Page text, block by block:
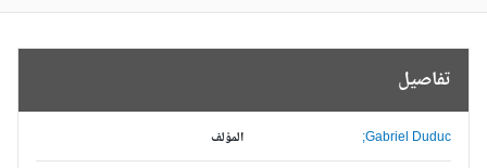
تفاصيل
المؤلف Gabriel Duduc;